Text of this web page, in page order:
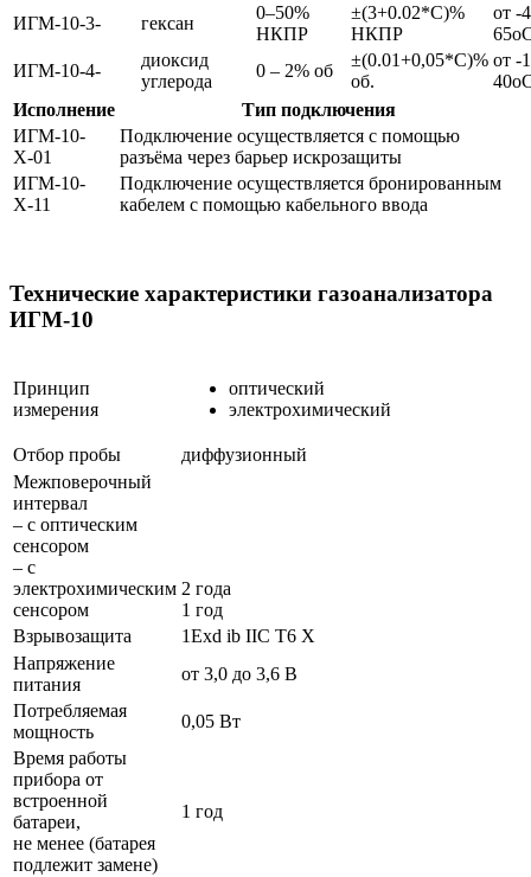
ИГМ-10-3-
гексан
0–50%
НКПР
±(3+0.02*С)%
НКПР
от -
ИГМ-10-4-
диоксид
углерода
0 – 2% об
±(0.01+0,05*С)%
об.
от -
Исполнение
Тип подключения
ИГМ-10-
Х-01
Подключение осуществляется с помощью
разъёма через барьер искрозащиты
ИГМ-10-
Х-11
Подключение осуществляется бронированным
кабелем с помощью кабельного ввода
Технические характеристики газоанализатора
ИГМ-10
Принцип
измерения
оптический
электрохимический
Отбор пробы
диффузионный
Межповерочный
интервал
– с оптическим
сенсором
– с
электрохимическим
сенсором
2 года
1 год
Взрывозащита
1Exd ib IIС T6 X
Напряжение
питания
от 3,0 до 3,6 В
Потребляемая
мощность
0,05 Вт
Время работы
прибора от
встроенной
батареи,
не менее (батарея
подлежит замене)
1 год